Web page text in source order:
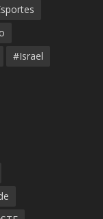
#Israel